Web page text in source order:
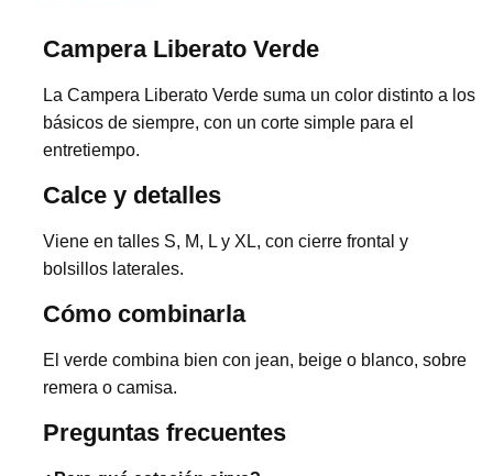
Campera Liberato Verde
La Campera Liberato Verde suma un color distinto a los
básicos de siempre, con un corte simple para el
entretiempo.
Calce y detalles
Viene en talles S, M, L y XL, con cierre frontal y
bolsillos laterales.
Cómo combinarla
El verde combina bien con jean, beige o blanco, sobre
remera o camisa.
Preguntas frecuentes